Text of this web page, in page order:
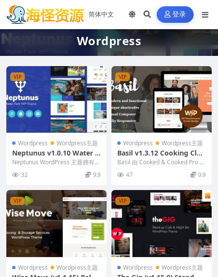
登录
Wordpress
VIP
Wordpress Wordpress主题
Neptunus v1.0.10 Water &
Amusement Park WordPr
ess Theme
Neptunus WordPress 主题拥有现
代且实用的设计。它专为水上乐
园、...
32 9.9
VIP
Wordpress Wordpress主题
Basil v1.3.12 Cooking Clas
ses and Workshops Word
Press Theme
Basil 由 Cooked & Cooked Pro 提
47 9.9
VIP
Wordpress Wordpress主题
VIP
Wordpress Wordpress主题